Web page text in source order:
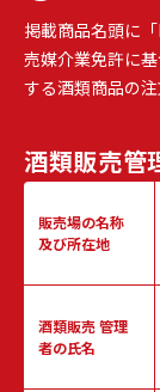
掲載商品名頭に
売媒介業免許に
する酒類商品の注
酒類販売管
販売場の名称
及び所在地
酒類販売管理
者の氏名